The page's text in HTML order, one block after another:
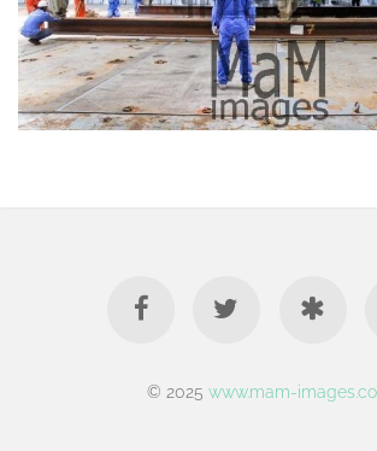
© 2025 www.mam-